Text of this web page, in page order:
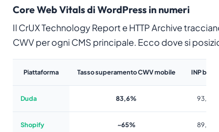
Core Web Vitals di WordPress in numeri
Il CrUX Technology Report e HTTP Archive
CWV per ogni CMS principale. Ecco dove si
Piattaforma Tasso superamento CWV mobile INP
Duda 83,6% 93,5%
Shopify ~65% 89,5%